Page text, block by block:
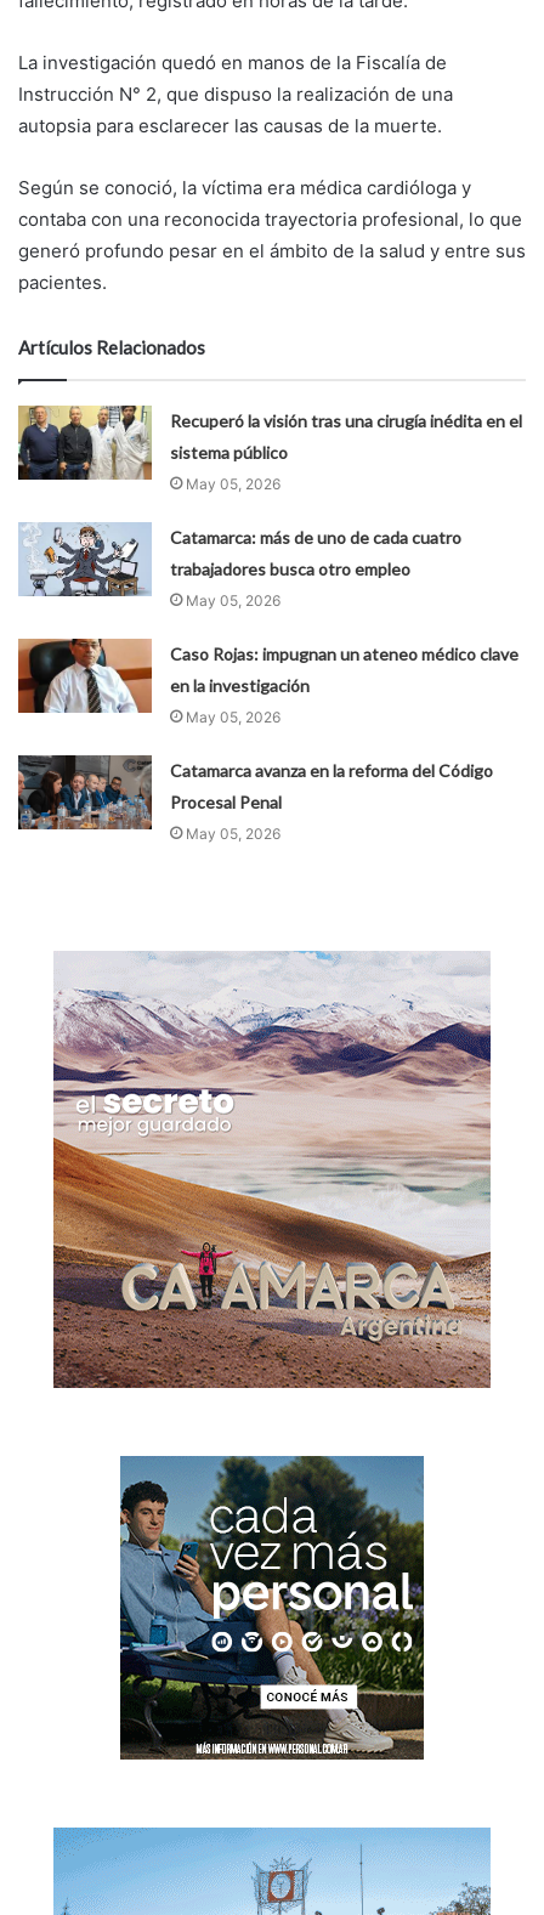
La investigación quedó en manos de la Fiscalía de
Instrucción N° 2, que dispuso la realización de una
autopsia para esclarecer las causas de la muerte.
Según se conoció, la víctima era médica cardióloga y
contaba con una reconocida trayectoria profesional, lo que
generó profundo pesar en el ámbito de la salud y entre sus
pacientes.
Artículos Relacionados
Recuperó la visión tras una cirugía inédita en el
sistema público
May 05, 2026
Catamarca: más de uno de cada cuatro
trabajadores busca otro empleo
May 05, 2026
Caso Rojas: impugnan un ateneo médico clave
en la investigación
May 05, 2026
Catamarca avanza en la reforma del Código
Procesal Penal
May 05, 2026